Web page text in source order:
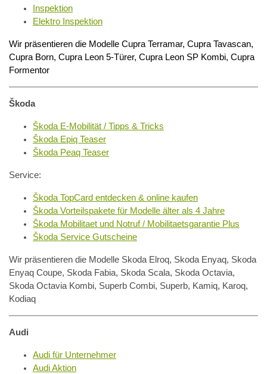
Inspektion
Elektro Inspektion
Wir präsentieren die Modelle Cupra Terramar, Cupra Tavascan,
Cupra Born, Cupra Leon 5-Türer, Cupra Leon SP Kombi, Cupra
Formentor
Škoda
Škoda E-Mobilität / Tipps & Tricks
Škoda Epiq Teaser
Škoda Peaq Teaser
Service:
Škoda TopCard entdecken & online kaufen
Škoda Vorteilspakete für Modelle älter als 4 Jahre
Škoda Mobilitaet und Notruf / Mobilitaetsgarantie Plus
Škoda Service Gutscheine
Wir präsentieren die Modelle Skoda Elroq, Skoda Enyaq, Skoda
Enyaq Coupe, Skoda Fabia, Skoda Scala, Skoda Octavia,
Skoda Octavia Kombi, Superb Combi, Superb, Kamiq, Karoq,
Kodiaq
Audi
Audi für Unternehmer
Audi Aktion